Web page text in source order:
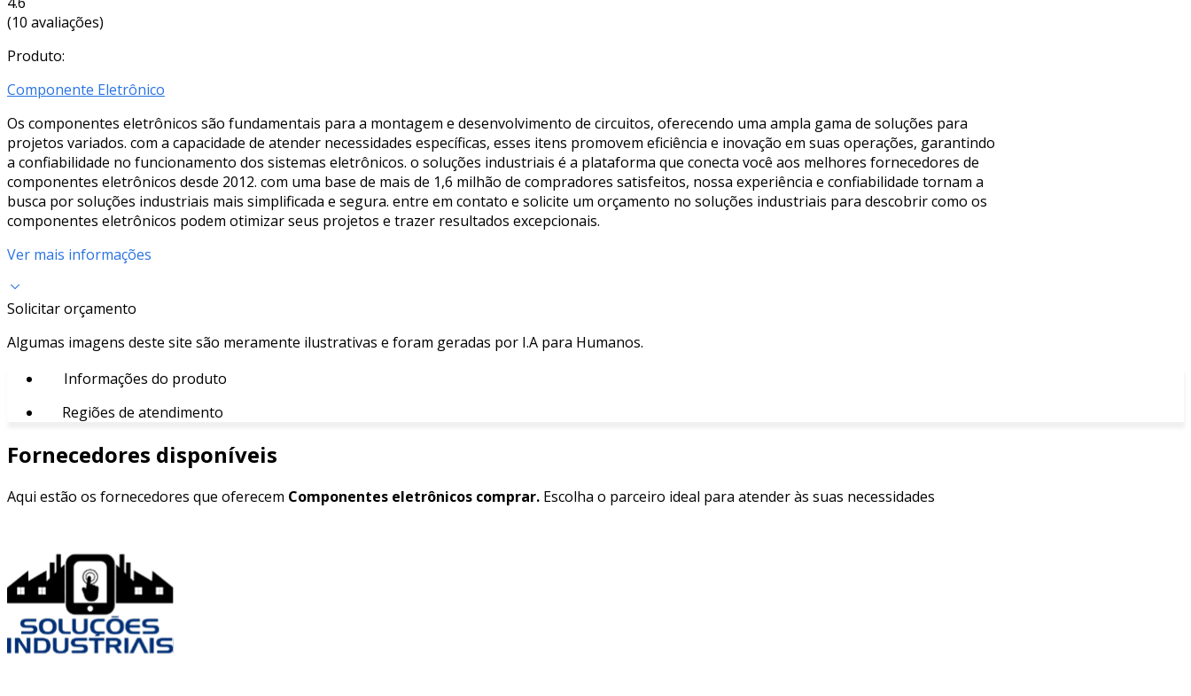
(10 avaliações)
Produto:
Componente Eletrônico
Os componentes eletrônicos são fundamentais para a montagem e desenvolvimento de circuitos, oferecendo uma ampla gama de soluções para
projetos variados. com a capacidade de atender necessidades específicas, esses itens promovem eficiência e inovação em suas operações, garantindo
a confiabilidade no funcionamento dos sistemas eletrônicos. o soluções industriais é a plataforma que conecta você aos melhores fornecedores de
componentes eletrônicos desde 2012. com uma base de mais de 1,6 milhão de compradores satisfeitos, nossa experiência e confiabilidade tornam a
busca por soluções industriais mais simplificada e segura. entre em contato e solicite um orçamento no soluções industriais para descobrir como os
componentes eletrônicos podem otimizar seus projetos e trazer resultados excepcionais.
Ver mais informações
Solicitar orçamento
Algumas imagens deste site são meramente ilustrativas e foram geradas por I.A para Humanos.
Informações do produto
Regiões de atendimento
Fornecedores disponíveis
Aqui estão os fornecedores que oferecem Componentes eletrônicos comprar. Escolha o parceiro ideal para atender às suas necessidades